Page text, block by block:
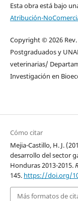
Esta obra está bajo
Atribución-
Copyright © 2026
Postgraduados y
veterinarias/
Investigación en
Cómo citar
Mejia-Castillo, H. J.
desarrollo del sector
Honduras 2013-2015.
145. https://doi.org/
Más formatos de